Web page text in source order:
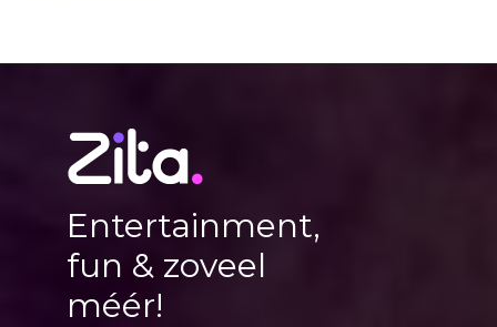
Entertainment,
fun & zoveel
méér!